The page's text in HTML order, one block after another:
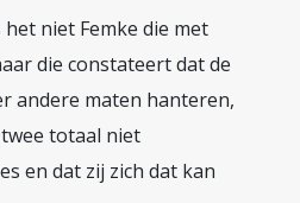
het niet Femke die met
die constateert dat de
andere maten hanteren,
totaal niet
en dat zij zich dat kan